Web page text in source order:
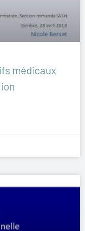
médicaux